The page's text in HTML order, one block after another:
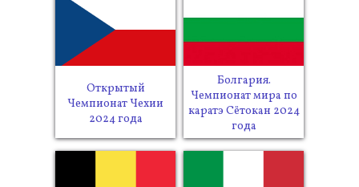
Открытый
Чемпионат Чехии
2024 года
Болгария.
Чемпионат мира по
каратэ Сётокан 2024
года